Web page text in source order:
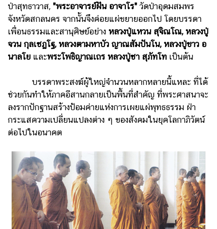
ป่าสุทธาวาส, "พระอาจารย์ฝัน อาจาโร" วัดป่าอุดมสมพร
จังหวัดสกลนคร จากนั้นจึงค่อยแผ่ขยายออกไป โดยบรรดา
เพื่อนธรรมและสานุศิษย์อย่าง หลวงปู่แหวน สุจิณโณ, หลวงปู่
จวน กุลเชฏโฐ, หลวงตามหาบัว ญาณสัมปันโน, หลวงปู่ขาว อ
นาลโย และพระโพธิญาณเถร หลวงปู่ชา สุภัทโท เป็นต้น
บรรดาพระสงฆ์ผู้ใหญ่จำนวนหลากหลายนี้แหละ ที่ได้
ช่วยกันทำให้ภาคอีสานกลายเป็นพื้นที่สำคัญ ที่พระศาสนาจะ
ลงรากปักฐานสร้างป้อมค่ายแห่งการเผยแผ่พุทธธรรม ฝ่า
กระแสความเปลี่ยนแปลงต่าง ๆ ของสังคมในยุคโลกาภิวัตน์
ต่อไปในอนาคต